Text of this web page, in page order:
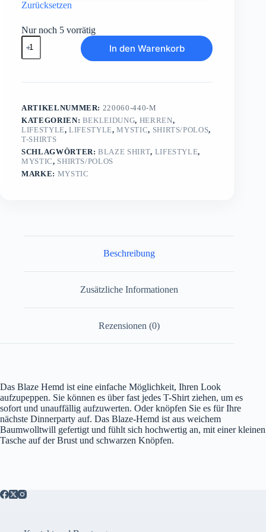
Zurücksetzen
Nur noch 5 vorrätig
Blaze
Shirt
Menge
In den Warenkorb
ARTIKELNUMMER: 220060-440-M
KATEGORIEN: BEKLEIDUNG, HERREN,
LIFESTYLE,LIFESTYLE,MYSTIC, SHIRTS/POLOS,
T-SHIRTS
SCHLAGWÖRTER:BLAZE SHIRT, LIFESTYLE,
MYSTIC, SHIRTS/POLOS
MARKE: MYSTIC
Beschreibung
Zusätzliche Informationen
Rezensionen (0)
Das Blaze Hemd ist eine einfache Möglichkeit, Ihren Look
aufzupeppen. Sie können es über fast jedes T-Shirt ziehen, um es
sofort und unauffällig aufzuwerten. Oder knöpfen Sie es für Ihre
nächste Dinnerparty auf. Das Blaze-Hemd ist aus weichem
Baumwolltwill gefertigt und fühlt sich hochwertig an, mit einer kleinen
Tasche auf der Brust und schwarzen Knöpfen.